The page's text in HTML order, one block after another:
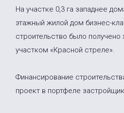
На участке 0,3 га западнее
этажный жилой дом бизнес-
строительство было получено
участком «Красной стреле».
Финансирование
проект в портфеле